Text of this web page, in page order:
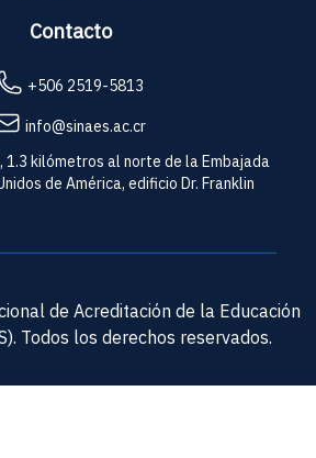
Contacto
+506 2519-5813
info@sinaes.ac.cr
1.3 kilómetros al norte de la Embajada
de América, edificio Dr. Franklin
de Acreditación de la Educación
Todos los derechos reservados.